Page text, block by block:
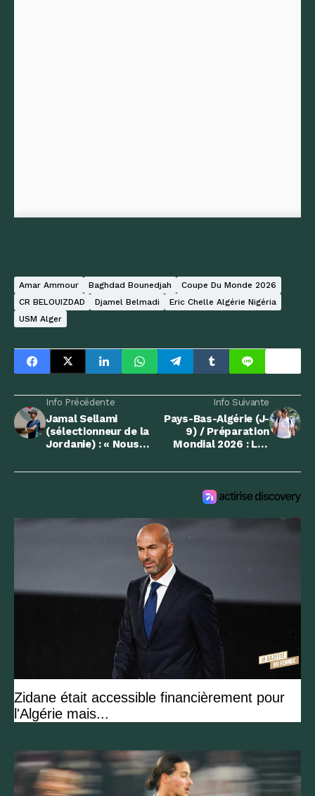
Amar Ammour Baghdad Bounedjah
Coupe Du Monde 2026
CR BELOUIZDAD
Djamel Belmadi
Eric Chelle Algérie Nigéria
USM Alger
Info Précédente
Jamal Sellami
(sélectionneur de la
Jordanie) : « Nous
objectifs, l’Algérie
Info Suivante
Pays-Bas-Algérie (J-
9) / Préparation
Mondial 2026 : Les
Sidi Moussa
Zidane était accessible financièrement pour
l'Algérie mais...